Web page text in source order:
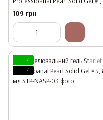
8 мл
109 грн
4
4